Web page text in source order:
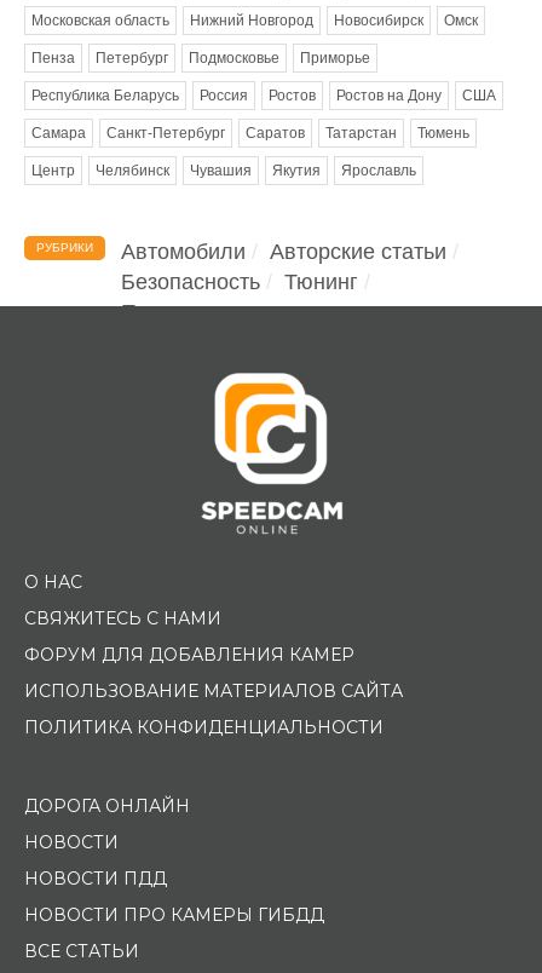
Московская область Нижний Новгород Новосибирск Омск
Пенза Петербург Подмосковье Приморье
Республика Беларусь Россия Ростов Ростов на Дону США
Самара Санкт-Петербург Саратов Татарстан Тюмень
Центр Челябинск Чувашия Якутия Ярославль
РУБРИКИ Автомобили
Авторские статьи
Безопасность
Тюнинг
Помощь водителю
О НАС
СВЯЖИТЕСЬ С НАМИ
ФОРУМ ДЛЯ ДОБАВЛЕНИЯ КАМЕР
ИСПОЛЬЗОВАНИЕ МАТЕРИАЛОВ САЙТА
ПОЛИТИКА КОНФИДЕНЦИАЛЬНОСТИ
ДОРОГА ОНЛАЙН
НОВОСТИ
НОВОСТИ ПДД
НОВОСТИ ПРО КАМЕРЫ ГИБДД
ВСЕ СТАТЬИ